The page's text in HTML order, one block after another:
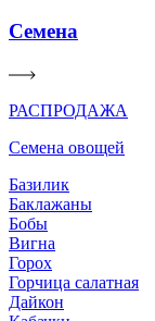
Семена
РАСПРОДАЖА
Семена овощей
Базилик
Баклажаны
Бобы
Вигна
Горох
Горчица салатная
Дайкон